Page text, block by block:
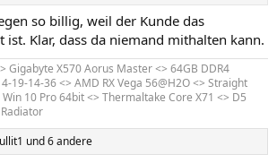
so billig, weil der Kunde das
ist. Klar, dass da niemand mithalten kann.
Gigabyte X570 Aorus Master <> 64GB DDR4
19-14-36 <> AMD RX Vega 56@H2O <> Straight
10 Pro 64bit <> Thermaltake Core X71 <> D5
und 6 andere